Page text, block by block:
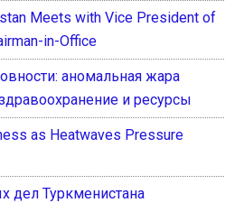
Meets with Vice President of
in-Office
аномальная жара
и ресурсы
as Heatwaves Pressure
дел Туркменистана